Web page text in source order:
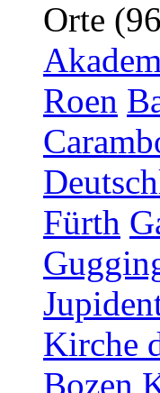
Orte
Roen
Fürth
Kirche
Bozen